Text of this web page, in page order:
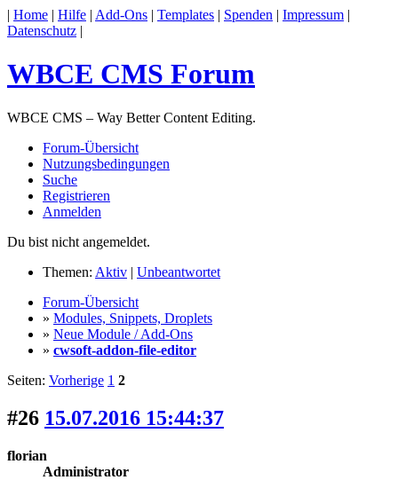
| Home | Hilfe | Add-Ons | Templates | Spenden | Impressum |
Datenschutz |
WBCE CMS Forum
WBCE CMS – Way Better Content Editing.
Forum-Übersicht
Nutzungsbedingungen
Suche
Registrieren
Anmelden
Du bist nicht angemeldet.
Themen: Aktiv | Unbeantwortet
Forum-Übersicht
» Modules, Snippets, Droplets
» Neue Module / Add-Ons
» cwsoft-addon-file-editor
Seiten: Vorherige 1 2
#26 15.07.2016 15:44:37
florian
Administrator